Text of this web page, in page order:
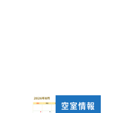
空室情報